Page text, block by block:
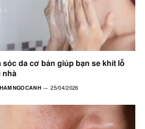
sóc da cơ bản giúp bạn se khít lỗ
nhà
25/04/2026